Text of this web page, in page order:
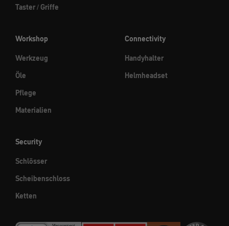
Taster / Griffe
Workshop
Werkzeug
Öle
Pflege
Materialien
Connectivity
Handyhalter
Helmheadset
Security
Schlösser
Scheibenschloss
Ketten